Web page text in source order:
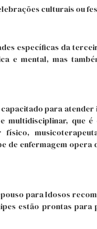
culturais ou
específicas da
e mental, mas
para
multidisciplinar, que
físico,
de enfermagem
para Idosos
estão prontas